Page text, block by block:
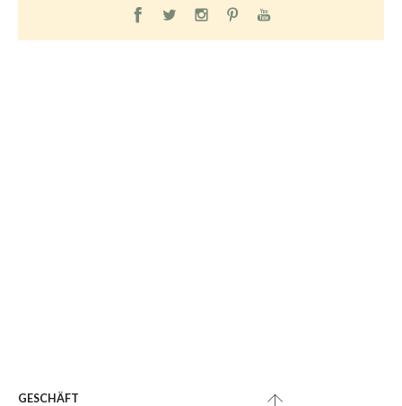
GESCHÄFT